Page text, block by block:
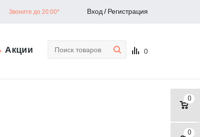
Звоните до 20:00* Вход / Регистрация
Акции 0
0
0